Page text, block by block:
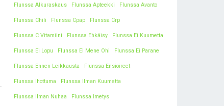
Flunssa Alkuraskaus Flunssa Apteekki Flunssa Avanto
Flunssa Chili Flunssa Cpap Flunssa Crp
Flunssa C Vitamiini Flunssa Ehkäisy Flunssa Ei Kuumetta
Flunssa Ei Lopu Flunssa Ei Mene Ohi Flunssa Ei Parane
Flunssa Ennen Leikkausta Flunssa Ensioireet
Flunssa Ihottuma Flunssa Ilman Kuumetta
Flunssa Ilman Nuhaa Flunssa Imetys